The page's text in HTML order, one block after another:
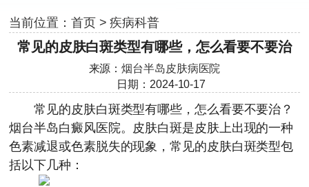
当前位置： 首页>疾病科普
常见的皮肤白斑类型有哪些，怎么看要不要治
来源：烟台半岛皮肤病医院
日期：2024-10-17
常见的皮肤白斑类型有哪些，怎么看要不要治？
烟台半岛白癜风医院。皮肤白斑是皮肤上出现的一种
色素减退或色素脱失的现象，常见的皮肤白斑类型包
括以下几种：